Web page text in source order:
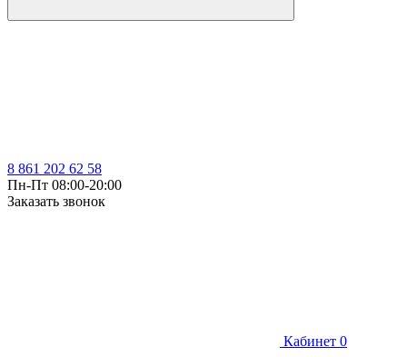
8 861 202 62 58
Пн-Пт 08:00-20:00
Заказать звонок
Кабинет 0